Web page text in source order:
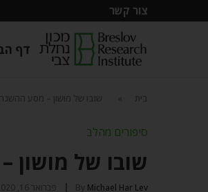
צור קשר
דף
בית שובו של מושון – מסע
סיפורים מהלב
שובו של מושון
By Michael Har Lev פברואר 16, 2020